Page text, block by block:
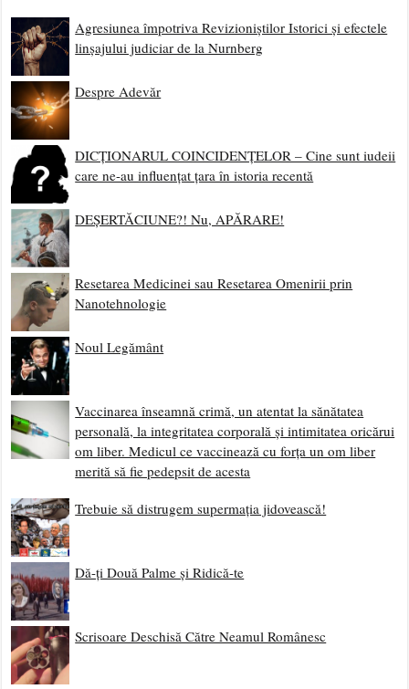
Agresiunea împotriva Revizioniștilor Istorici și efectele
linșajului judiciar de la Nurnberg
Despre Adevăr
DICȚIONARUL COINCIDENȚELOR – Cine sunt iudeii
care ne-au influențat țara în istoria recentă
DEȘERTĂCIUNE?! Nu, APĂRARE!
Resetarea Medicinei sau Resetarea Omenirii prin
Nanotehnologie
Noul Legământ
Vaccinarea înseamnă crimă, un atentat la sănătatea
personală, la integritatea corporală și intimitatea oricărui
om liber. Medicul ce vaccinează cu forța un om liber
merită să fie pedepsit de acesta
Trebuie să distrugem supermația jidovească!
Dă-ți Două Palme și Ridică-te
Scrisoare Deschisă Către Neamul Românesc